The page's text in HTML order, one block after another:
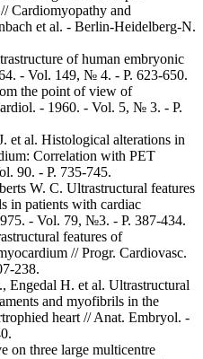
Cardiomyopathy and
et al. - Berlin-Heidelberg-N.
of human embryonic
- Vol. 149, № 4. - P. 623-650.
the point of view of
- 1960. - Vol. 5, № 3. - P.
et al. Histological alterations in
Correlation with PET
90. - P. 735-745.
W. C. Ultrastructural features
in patients with cardiac
- Vol. 79, №3. - P. 387-434.
features of
// Progr. Cardiovasc.
238.
Engedal H. et al. Ultrastructural
and myofibrils in the
heart // Anat. Embryol. -
on three large multicentre